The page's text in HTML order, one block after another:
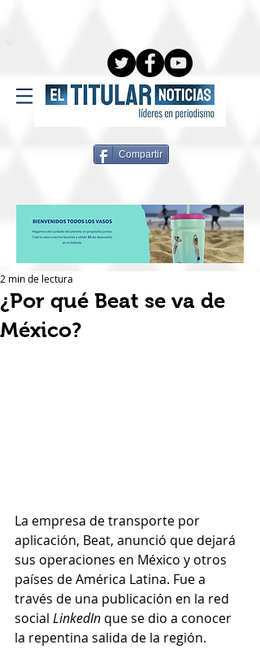
Compartir
¿Por qué Beat se va de
México?
2 min de lectura
La empresa de transporte por
aplicación, Beat, anunció que dejará
sus operaciones en México y otros
países de América Latina. Fue a
través de una publicación en la red
social LinkedIn que se dio a conocer
la repentina salida de la región.